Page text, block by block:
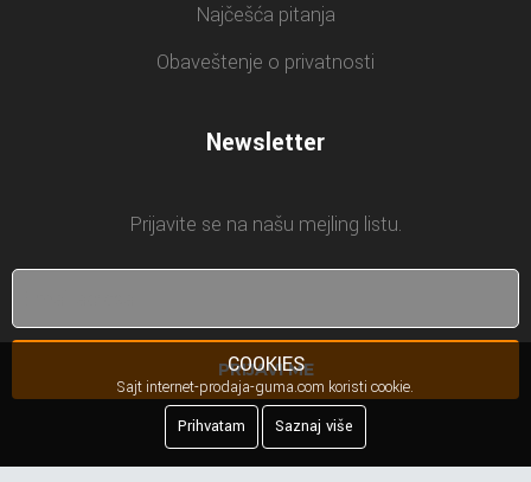
Najčešća pitanja
Obaveštenje o privatnosti
Newsletter
Prijavite se na našu mejling listu.
PRIJAVI ME
COOKIES
Sajt internet-prodaja-guma.com koristi cookie.
Prihvatam
Saznaj više